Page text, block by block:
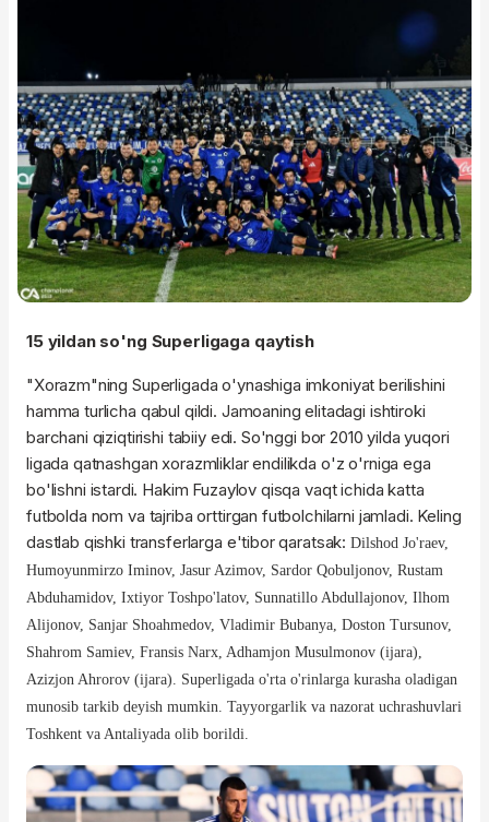
15 yildan so'ng Superligaga qaytish
"Xorazm"ning Superligada o'ynashiga imkoniyat berilishini
hamma turlicha qabul qildi. Jamoaning elitadagi ishtiroki
barchani qiziqtirishi tabiiy edi. So'nggi bor 2010 yilda yuqori
ligada qatnashgan xorazmliklar endilikda o'z o'rniga ega
bo'lishni istardi. Hakim Fuzaylov qisqa vaqt ichida katta
futbolda nom va tajriba orttirgan futbolchilarni jamladi. Keling
dastlab qishki transferlarga e'tibor qaratsak: Dilshod Jo'raev,
Humoyunmirzo Iminov, Jasur Azimov, Sardor Qobuljonov, Rustam
Abduhamidov, Ixtiyor Toshpo'latov, Sunnatillo Abdullajonov, Ilhom
Alijonov, Sanjar Shoahmedov, Vladimir Bubanya, Doston Tursunov,
Shahrom Samiev, Fransis Narx, Adhamjon Musulmonov (ijara),
Azizjon Ahrorov (ijara). Superligada o'rta o'rinlarga kurasha oladigan
munosib tarkib deyish mumkin. Tayyorgarlik va nazorat uchrashuvlari
Toshkent va Antaliyada olib borildi.